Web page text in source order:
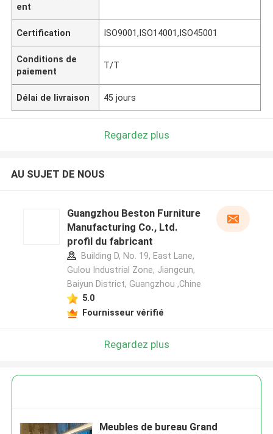
ent
Certification ISO9001,ISO14001,ISO45001
Conditions de
paiement
T/T
Délai de livraison 45 jours
Regardez plus
AU SUJET DE NOUS
Guangzhou Beston Furniture
Manufacturing Co., Ltd.
profil du fabricant
Building D, No. 19, East Lane,
Gulou Industrial Zone, Jiangcun,
Baiyun District, Guangzhou ,Chine
5.0
Fournisseur vérifié
Regardez plus
Meubles de bureau Grand